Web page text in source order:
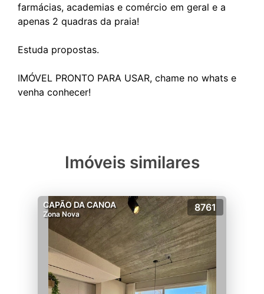
farmácias, academias e comércio em geral e a
apenas 2 quadras da praia!
Estuda propostas.
IMÓVEL PRONTO PARA USAR, chame no whats e
Imóveis similares
CAPÃO DA CANOA
Zona Nova
8761